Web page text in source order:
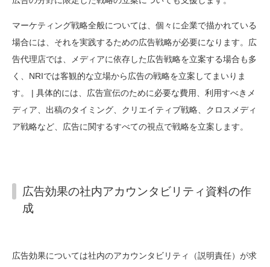
マーケティング戦略全般については、個々に企業で描かれている
場合には、それを実践するための広告戦略が必要になります。広
告代理店では、メディアに依存した広告戦略を立案する場合も多
く、NRIでは客観的な立場から広告の戦略を立案してまいりま
す。 | 具体的には、広告宣伝のために必要な費用、利用すべきメ
ディア、出稿のタイミング、クリエイティブ戦略、クロスメディ
ア戦略など、広告に関するすべての視点で戦略を立案します。
広告効果の社内アカウンタビリティ資料の作
成
広告効果については社内のアカウンタビリティ（説明責任）が求